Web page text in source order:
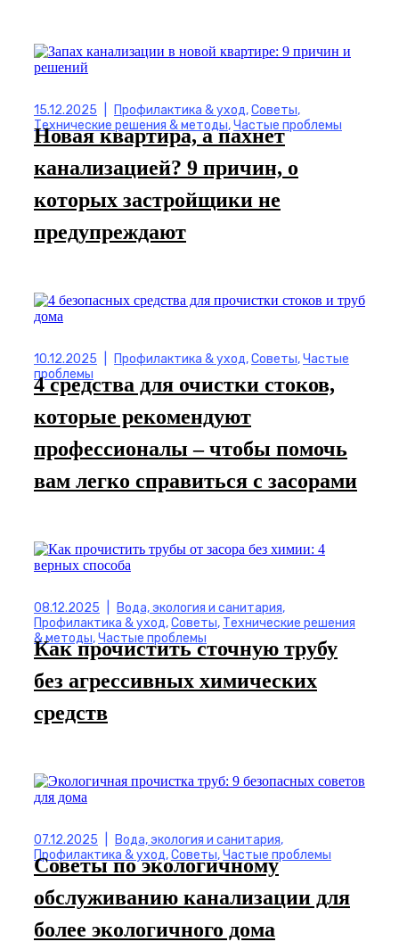
15.12.2025 Профилактика & уход,Советы,
Технические решения & методы,Частые проблемы
Новая квартира, а пахнет
канализацией? 9 причин, о
которых застройщики не
предупреждают
10.12.2025 Профилактика & уход,Советы,Частые
проблемы
4 средства для очистки стоков,
которые рекомендуют
профессионалы – чтобы помочь
вам легко справиться с засорами
08.12.2025 Вода, экология и санитария,
Профилактика & уход,Советы, Технические решения
& методы,Частые проблемы
Как прочистить сточную трубу
без агрессивных химических
средств
07.12.2025 Вода, экология и санитария,
Профилактика & уход,Советы,Частые проблемы
Советы по экологичному
обслуживанию канализации для
более экологичного дома